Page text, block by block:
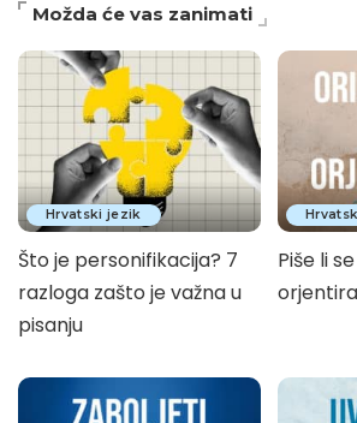
Možda će vas zanimati
Hrvatski jezik
Što je personifikacija? 7
razloga zašto je važna u
pisanju
Piše li